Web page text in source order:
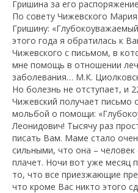
Гришина за его
По совету Чижевского
Гришину:
этого года я обратилась к
Чижевского с письмом, в
мне помощь в отношении
заболевания… М.К.
Но болезнь не отступает, и
Чижевский получает
мольбой о помощи:
Леонидович! Тысячу раз
писать Вам. Маме стало
сильными, что она –
плачет. Ночи вот уже месяц
то, что все приезжающие
что кроме Вас никто этого